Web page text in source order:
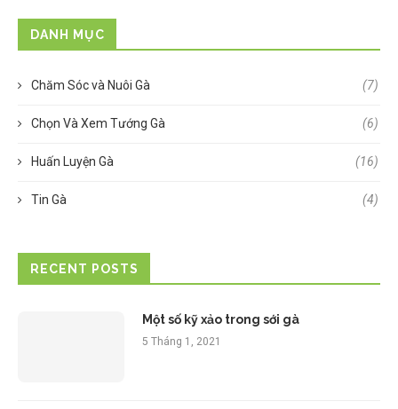
DANH MỤC
Chăm Sóc và Nuôi Gà (7)
Chọn Và Xem Tướng Gà (6)
Huấn Luyện Gà (16)
Tin Gà (4)
RECENT POSTS
Một số kỹ xảo trong sới gà
5 Tháng 1, 2021